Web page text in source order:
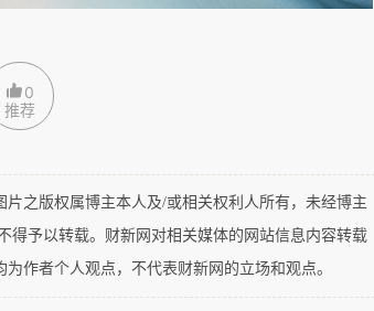
计＞72%。
0
推荐
之版权属博主本人及/或相关权利人所有，未经博主
得予以转载。财新网对相关媒体的网站信息内容转载
作者个人观点，不代表财新网的立场和观点。